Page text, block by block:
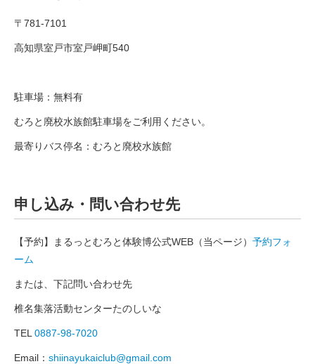
〒781-7101
高知県室戸市室戸岬町540
駐車場：無料有
むろと廃校水族館駐車場をご利用ください。
最寄りバス停名：むろと廃校水族館
申し込み・問い合わせ先
【予約】まるっとむろと体験博公式WEB（当ページ） 予約フォ
ーム
または、下記問い合わせ先
椎名集落活動センターたのしいな
TEL 0887-98-7020
Email： shiinayukaiclub@gmail.com